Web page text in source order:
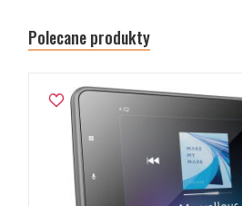
Polecane produkty